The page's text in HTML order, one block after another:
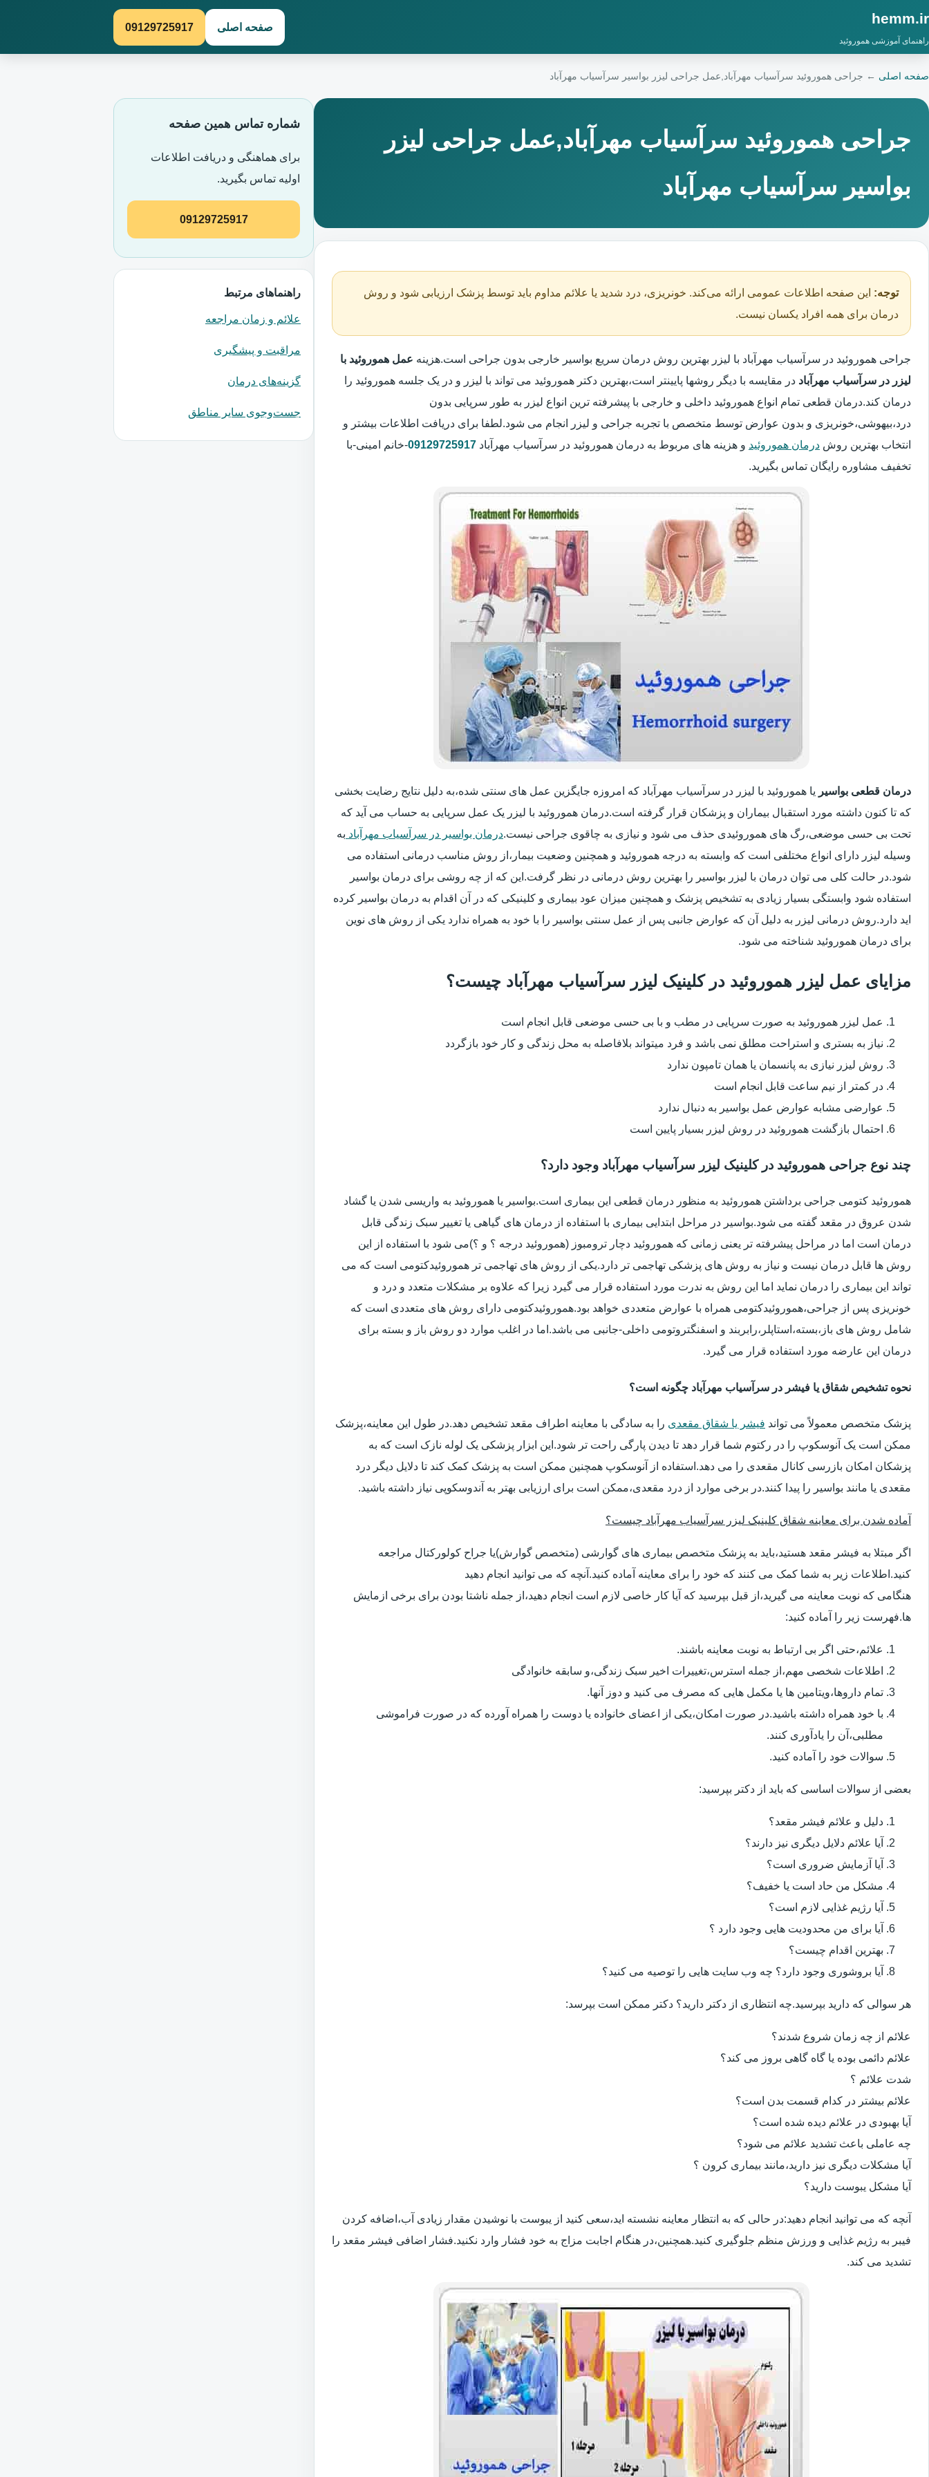
hemm.ir
راهنمای آموزشی هموروئید
صفحه اصلی 09129725917
صفحه اصلی ← جراحی هموروئید سرآسیاب مهرآباد,عمل جراحی لیزر بواسیر سرآسیاب مهرآباد
جراحی هموروئید سرآسیاب مهرآباد,عمل جراحی لیزر
بواسیر سرآسیاب مهرآباد
توجه: این صفحه اطلاعات عمومی ارائه می‌کند. خونریزی، درد شدید یا علائم مداوم باید توسط پزشک ارزیابی شود و روش
درمان برای همه افراد یکسان نیست.
جراحی هموروئید در سرآسیاب مهرآباد با لیزر بهترین روش درمان سریع بواسیر خارجی بدون جراحی است.هزینه عمل هموروئید با
لیزر در سرآسیاب مهرآباد در مقایسه با دیگر روشها پایینتر است،بهترین دکتر هموروئید می تواند با لیزر و در یک جلسه هموروئید را
درمان کند.درمان قطعی تمام انواع هموروئید داخلی و خارجی با پیشرفته ترین انواع لیزر به طور سرپایی بدون
درد،بیهوشی،خونریزی و بدون عوارض توسط متخصص با تجربه جراحی و لیزر انجام می شود.لطفا برای دریافت اطلاعات بیشتر و
انتخاب بهترین روش درمان هموروئید و هزینه های مربوط به درمان هموروئید در سرآسیاب مهرآباد 09129725917-خانم امینی-با
تخفیف مشاوره رایگان تماس بگیرید.
درمان قطعی بواسیر یا هموروئید با لیزر در سرآسیاب مهرآباد که امروزه جایگزین عمل های سنتی شده،به دلیل نتایج رضایت بخشی
که تا کنون داشته مورد استقبال بیماران و پزشکان قرار گرفته است.درمان هموروئید با لیزر یک عمل سرپایی به حساب می آید که
تحت بی حسی موضعی،رگ های هموروئیدی حذف می شود و نیازی به چاقوی جراحی نیست.درمان بواسیر در سرآسیاب مهرآباد به
وسیله لیزر دارای انواع مختلفی است که وابسته به درجه هموروئید و همچنین وضعیت بیمار،از روش مناسب درمانی استفاده می
شود.در حالت کلی می توان درمان با لیزر بواسیر را بهترین روش درمانی در نظر گرفت.این که از چه روشی برای درمان بواسیر
استفاده شود وابستگی بسیار زیادی به تشخیص پزشک و همچنین میزان عود بیماری و کلینیکی که در آن اقدام به درمان بواسیر کرده
اید دارد.روش درمانی لیزر به دلیل آن که عوارض جانبی پس از عمل سنتی بواسیر را با خود به همراه ندارد یکی از روش های نوین
برای درمان هموروئید شناخته می شود.
مزایای عمل لیزر هموروئید در کلینیک لیزر سرآسیاب مهرآباد چیست؟
عمل لیزر هموروئید به صورت سرپایی در مطب و با بی حسی موضعی قابل انجام است
نیاز به بستری و استراحت مطلق نمی باشد و فرد میتواند بلافاصله به محل زندگی و کار خود بازگردد
روش لیزر نیازی به پانسمان یا همان تامپون ندارد
در کمتر از نیم ساعت قابل انجام است
عوارضی مشابه عوارض عمل بواسیر به دنبال ندارد
احتمال بازگشت هموروئید در روش لیزر بسیار پایین است
چند نوع جراحی هموروئید در کلینیک لیزر سرآسیاب مهرآباد وجود دارد؟
هموروئید کتومی جراحی برداشتن هموروئید به منظور درمان قطعی این بیماری است.بواسیر یا هموروئید به واریسی شدن یا گشاد
شدن عروق در مقعد گفته می شود.بواسیر در مراحل ابتدایی بیماری با استفاده از درمان های گیاهی یا تغییر سبک زندگی قابل
درمان است اما در مراحل پیشرفته تر یعنی زمانی که هموروئید دچار ترومبوز (هموروئید درجه ؟ و ؟)می شود با استفاده از این
روش ها قابل درمان نیست و نیاز به روش های پزشکی تهاجمی تر دارد.یکی از روش های تهاجمی تر هموروئیدکتومی است که می
تواند این بیماری را درمان نماید اما این روش به ندرت مورد استفاده قرار می گیرد زیرا که علاوه بر مشکلات متعدد و درد و
خونریزی پس از جراحی،هموروئیدکتومی همراه با عوارض متعددی خواهد بود.هموروئیدکتومی دارای روش های متعددی است که
شامل روش های باز،بسته،استاپلر،رابربند و اسفنگتروتومی داخلی-جانبی می باشد.اما در اغلب موارد دو روش باز و بسته برای
درمان این عارضه مورد استفاده قرار می گیرد.
نحوه تشخیص شقاق یا فیشر در سرآسیاب مهرآباد چگونه است؟
پزشک متخصص معمولاً می تواند فیشر یا شقاق مقعدی را به سادگی با معاینه اطراف مقعد تشخیص دهد.در طول این معاینه،پزشک
ممکن است یک آنوسکوپ را در رکتوم شما قرار دهد تا دیدن پارگی راحت تر شود.این ابزار پزشکی یک لوله نازک است که به
پزشکان امکان بازرسی کانال مقعدی را می دهد.استفاده از آنوسکوپ همچنین ممکن است به پزشک کمک کند تا دلایل دیگر درد
مقعدی یا مانند بواسیر را پیدا کنند.در برخی موارد از درد مقعدی،ممکن است برای ارزیابی بهتر به آندوسکوپی نیاز داشته باشید.
آماده شدن برای معاینه شقاق کلینیک لیزر سرآسیاب مهرآباد چیست؟
اگر مبتلا به فیشر مقعد هستید،باید به پزشک متخصص بیماری های گوارشی (متخصص گوارش)یا جراح کولورکتال مراجعه
کنید.اطلاعات زیر به شما کمک می کنند که خود را برای معاینه آماده کنید.آنچه که می توانید انجام دهید
هنگامی که نوبت معاینه می گیرید،از قبل بپرسید که آیا کار خاصی لازم است انجام دهید،از جمله ناشتا بودن برای برخی ازمایش
ها.فهرست زیر را آماده کنید:
علائم،حتی اگر بی ارتباط به نوبت معاینه باشند.
اطلاعات شخصی مهم،از جمله استرس،تغییرات اخیر سبک زندگی،و سابقه خانوادگی
تمام داروها،ویتامین ها یا مکمل هایی که مصرف می کنید و دوز آنها.
با خود همراه داشته باشید.در صورت امکان،یکی از اعضای خانواده یا دوست را همراه آورده که در صورت فراموشی
مطلبی،آن را یادآوری کنند.
سوالات خود را آماده کنید.
بعضی از سوالات اساسی که باید از دکتر بپرسید:
دلیل و علائم فیشر مقعد؟
آیا علائم دلایل دیگری نیز دارند؟
آیا آزمایش ضروری است؟
مشکل من حاد است یا خفیف؟
آیا رژیم غذایی لازم است؟
آیا برای من محدودیت هایی وجود دارد ؟
بهترین اقدام چیست؟
آیا بروشوری وجود دارد؟ چه وب سایت هایی را توصیه می کنید؟
هر سوالی که دارید بپرسید.چه انتظاری از دکتر دارید؟ دکتر ممکن است بپرسد:
علائم از چه زمان شروع شدند؟
علائم دائمی بوده یا گاه گاهی بروز می کند؟
شدت علائم ؟
علائم بیشتر در کدام قسمت بدن است؟
آیا بهبودی در علائم دیده شده است؟
چه عاملی باعث تشدید علائم می شود؟
آیا مشکلات دیگری نیز دارید،مانند بیماری کرون ؟
آیا مشکل یبوست دارید؟
آنچه که می توانید انجام دهید:در حالی که به انتظار معاینه نشسته اید،سعی کنید از یبوست با نوشیدن مقدار زیادی آب،اضافه کردن
فیبر به رژیم غذایی و ورزش منظم جلوگیری کنید.همچنین،در هنگام اجابت مزاج به خود فشار وارد نکنید.فشار اضافی فیشر مقعد را
تشدید می کند.
شماره تماس همین صفحه
برای هماهنگی و دریافت اطلاعات
اولیه تماس بگیرید.
09129725917
راهنماهای مرتبط
علائم و زمان مراجعه
مراقبت و پیشگیری
گزینه‌های درمان
جست‌وجوی سایر مناطق